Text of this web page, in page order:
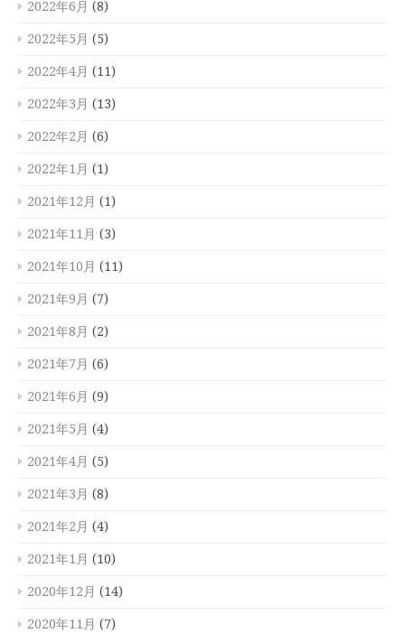
2022年6月 (8)
2022年5月 (5)
2022年4月 (11)
2022年3月 (13)
2022年2月 (6)
2022年1月 (1)
2021年12月 (1)
2021年11月 (3)
2021年10月 (11)
2021年9月 (7)
2021年8月 (2)
2021年7月 (6)
2021年6月 (9)
2021年5月 (4)
2021年4月 (5)
2021年3月 (8)
2021年2月 (4)
2021年1月 (10)
2020年12月 (14)
2020年11月 (7)